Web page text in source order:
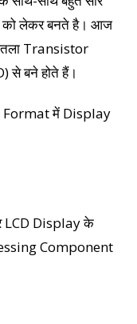
लेकर बनते है। आज
Transistor
बने होते हैं।
Format में Display
LCD Display के
Component